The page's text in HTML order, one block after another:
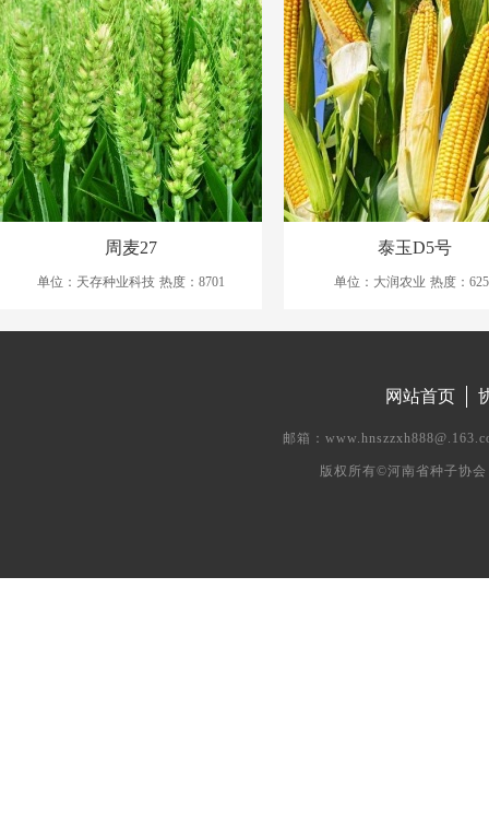
周麦27
单位：天存种业科技 热度：8701
泰玉D5号
单位：大润农业 热度：
网站首页
邮箱：
版权所有©河南省种子协